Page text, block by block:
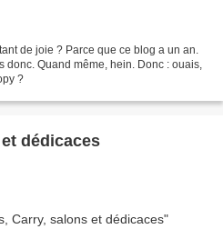
de joie ? Parce que ce blog a un an.
donc. Quand même, hein. Donc : ouais,
?
dédicaces